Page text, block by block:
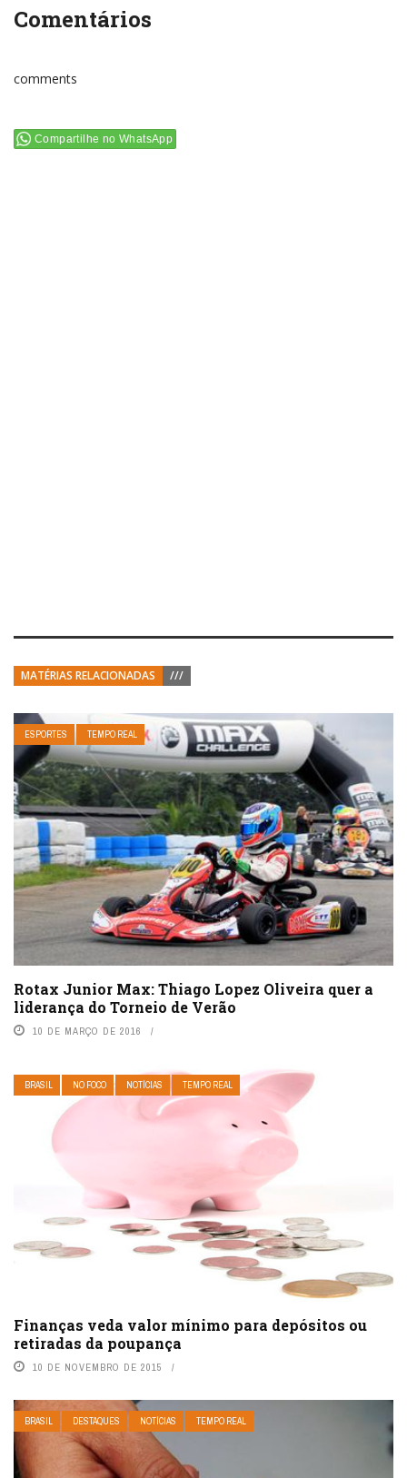
Comentários
comments
Compartilhe no WhatsApp
MATÉRIAS RELACIONADAS ///
ESPORTES TEMPO REAL
Rotax Junior Max: Thiago Lopez Oliveira quer a
liderança do Torneio de Verão
10 DE MARÇO DE 2016
BRASIL NO FOCO NOTÍCIAS TEMPO REAL
Finanças veda valor mínimo para depósitos ou
retiradas da poupança
10 DE NOVEMBRO DE 2015
BRASIL DESTAQUES NOTÍCIAS TEMPO REAL